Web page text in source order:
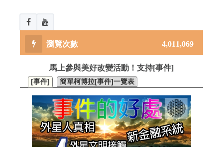
4,011,069
馬上參與美好改變活動！支持[事件]
[事件] 簡單柯博拉[事件]一覽表